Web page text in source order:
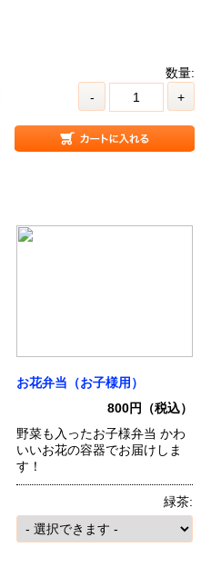
数量:
-
+
お花弁当（お子様用）
800円（税込）
野菜も入ったお子様弁当 かわ
いいお花の容器でお届けしま
す！
緑茶: